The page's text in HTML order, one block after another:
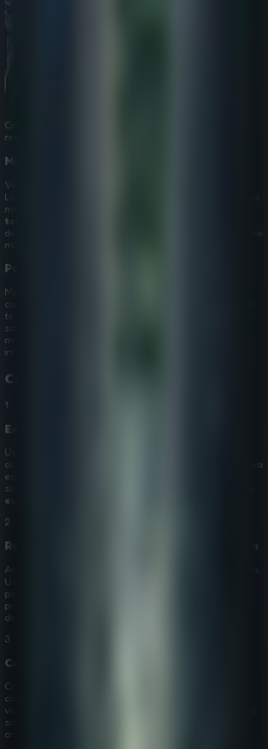
Crea una sesión de **escape rooms multijugador** y
resuelve enigmas con tu equipo.
Misterio y terror atmosféricos
Vive una atmósfera intensa de grandeza en decadencia.
Las sombras largas y los ecos lejanos sugieren una belleza
mezclada con peligro, típica de los
terror
desentraña cada puzle custodiado para encontrar el camino
más allá de los muros del palacio.
Pantalla compartida en equipo
Mejora tu escape jugando con amigos mediante pantalla
compartida. Esta función de
te permite colaborar en puzles complejos, compartir ideas
sobre inscripciones reales y trabajar juntos para descifrar
mecanismos ocultos. Tu fuga de la historia empieza con la
inteligencia colectiva.
Cómo Jugar a
1
Explora los pasillos silenciosos
Usa el
objetos como columnas caídas y estatuas destrozadas para
examinarlas de cerca. La observación cuidadosa de los
símbolos tallados es clave para avanzar en este
escape de misterio
2
Resuelve los puzles custodiados por la historia
Analiza las inscripciones reales y las pistas que encuentres.
Usa tu lógica para activar mecanismos ocultos y abrir
paneles secretos. Estos desafíos están pensados para
poner a prueba tu capacidad de resolución en un entorno
de
3
Coordínate en multijugador
Crea una sesión de
compartiendo tu pantalla en cualquier plataforma de
videollamadas. Comentad las pistas históricas, señalad los
símbolos clave y cooperad para escapar de las puertas
antiguas antes de que se sellen para siempre.